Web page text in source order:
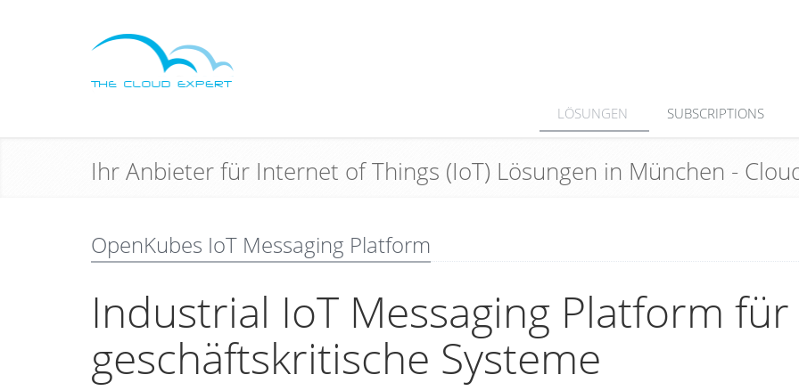
LÖSUNGEN SUBSCRIPTIONS
Ihr Anbieter für Internet of Things (IoT) Lösungen in München -
OpenKubes IoT Messaging Platform
Industrial IoT Messaging Platform für
geschäftskritische Systeme